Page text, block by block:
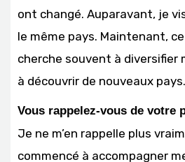
ont changé. Auparavant, je
le même pays. Maintenant,
cherche souvent à
à découvrir de nouveaux pays.
Vous rappelez-vous de votre
Je ne m’en rappelle plus
commencé à accompagner